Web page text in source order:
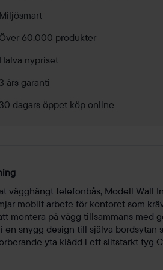
Miljösmart
Över 60.000 produkter
Halva nypriset
års garanti
dagars öppet köp online
vägghängt telefonbås, Modell Wall
mobilt arbete för kontoret som
montera på vägg tillsammans med
en snygg design till själva bordsytan
yta klädd i ett slitstarkt tyg